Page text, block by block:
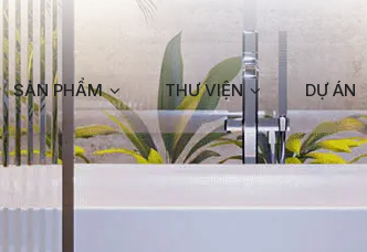
SẢN PHẨM THƯ VIỆN DỰ ÁN